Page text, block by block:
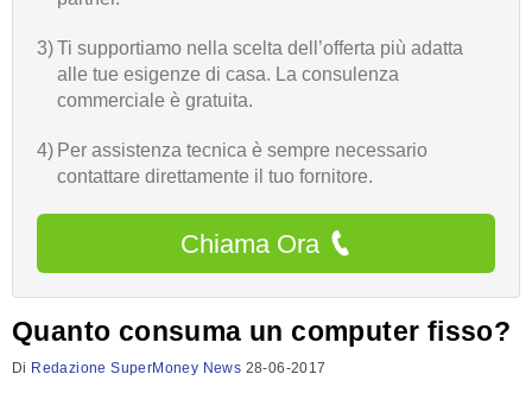
3)Ti supportiamo nella scelta dell’offerta più adatta
alle tue esigenze di casa. La consulenza
commerciale è gratuita.
4) Per assistenza tecnica è sempre necessario
contattare direttamente il tuo fornitore.
Chiama Ora
Quanto consuma un computer fisso?
Di Redazione SuperMoney News 28-06-2017